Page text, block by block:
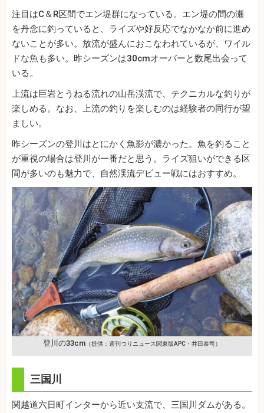
注目はC＆R区間でエン堤群になっている。エン堤の間の瀬
を丹念に釣っていると、ライズや好反応でなかなか前に進め
ないことが多い。放流が盛んにおこなわれているが、ワイル
ドな魚も多い。昨シーズンは30cmオーバーと数尾出会って
いる。
上流は巨岩とうねる流れの山岳渓流で、テクニカルな釣りが
楽しめる。なお、上流の釣りを楽しむのは経験者の同行が望
ましい。
昨シーズンの登川はとにかく魚影が濃かった。魚を釣ること
が重視の場合は登川が一番だと思う。ライズ狙いができる区
間が多いのも魅力で、自然渓流デビュー戦にはおすすめ。
登川の33cm （提供：週刊つりニュース関東版APC・井田泰司）
三国川
関越道六日町インターから近い支流で、三国川ダムがある。